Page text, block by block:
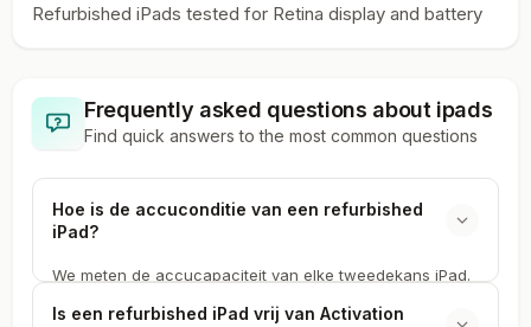
Refurbished iPads tested for Retina display and battery
Frequently asked questions about ipads
Find quick answers to the most common questions
Hoe is de accuconditie van een refurbished
iPad?
We meten de accucapaciteit van elke tweedekans iPad.
Is een refurbished iPad vrij van Activation